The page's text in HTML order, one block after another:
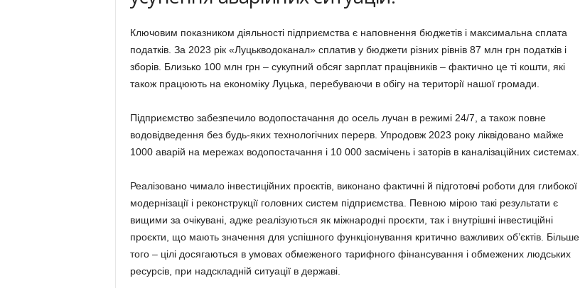
Ключовим показником діяльності підприємства є наповнення бюджетів і максимальна сплата
податків. За 2023 рік «Луцькводоканал» сплатив у бюджети різних рівнів 87 млн грн податків і
зборів. Близько 100 млн грн – сукупний обсяг зарплат працівників – фактично це ті кошти, які
також працюють на економіку Луцька, перебуваючи в обігу на території нашої громади.
Підприємство забезпечило водопостачання до осель лучан в режимі 24/7, а також повне
водовідведення без будь-яких технологічних перерв. Упродовж 2023 року ліквідовано майже
1000 аварій на мережах водопостачання і 10 000 засмічень і заторів в каналізаційних системах.
Реалізовано чимало інвестиційних проєктів, виконано фактичні й підготовчі роботи для глибокої
модернізації і реконструкції головних систем підприємства. Певною мірою такі результати є
вищими за очікувані, адже реалізуються як міжнародні проєкти, так і внутрішні інвестиційні
проєкти, що мають значення для успішного функціонування критично важливих об’єктів. Більше
того – цілі досягаються в умовах обмеженого тарифного фінансування і обмежених людських
ресурсів, при надскладній ситуації в державі.